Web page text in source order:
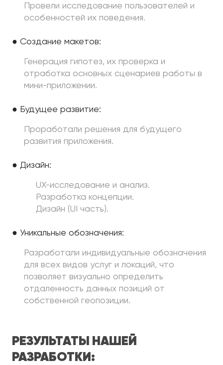
Провели исследование пользователей и
особенностей их поведения.
● Создание макетов:
Генерация гипотез, их проверка и
отработка основных сценариев работы в
мини-приложении.
● Будущее развитие:
Проработали решения для будущего
развития приложения.
● Дизайн:
UX-исследование и анализ.
Разработка концепции.
Дизайн (UI часть).
● Уникальные обозначения:
Разработали индивидуальные обозначения
для всех видов услуг и локаций, что
позволяет визуально определить
отдаленность данных позиций от
собственной геопозиции.
РЕЗУЛЬТАТЫ НАШЕЙ
РАЗРАБОТКИ: